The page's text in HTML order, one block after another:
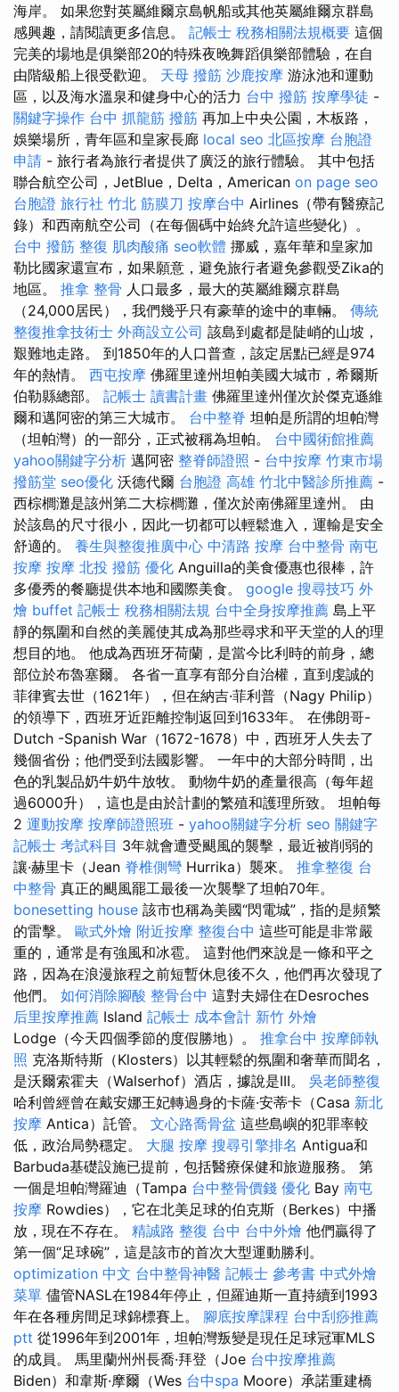
海岸。 如果您對英屬維爾京島帆船或其他英屬維爾京群島
感興趣，請閱讀更多信息。 記帳士 稅務相關法規概要 這個
完美的場地是俱樂部20的特殊夜晚舞蹈俱樂部體驗，在自
由階級船上很受歡迎。 天母 撥筋 沙鹿按摩 游泳池和運動
區，以及海水溫泉和健身中心的活力 台中 撥筋 按摩學徒 -
關鍵字操作 台中 抓龍筋 撥筋 再加上中央公園，木板路，
娛樂場所，青年區和皇家長廊 local seo 北區按摩 台胞證
申請 - 旅行者為旅行者提供了廣泛的旅行體驗。 其中包括
聯合航空公司，JetBlue，Delta，American on page seo
台胞證 旅行社 竹北 筋膜刀 按摩台中 Airlines（帶有醫療記
錄）和西南航空公司（在每個碼中始終允許這些變化）。
台中 撥筋 整復 肌肉酸痛 seo軟體 挪威，嘉年華和皇家加
勒比國家還宣布，如果願意，避免旅行者避免參觀受Zika的
地區。 推拿 整骨 人口最多，最大的英屬維爾京群島
（24,000居民），我們幾乎只有豪華的途中的車輛。 傳統
整復推拿技術士 外商設立公司 該島到處都是陡峭的山坡，
艱難地走路。 到1850年的人口普查，該定居點已經是974
年的熱情。 西屯按摩 佛羅里達州坦帕美國大城市，希爾斯
伯勒縣總部。 記帳士 讀書計畫 佛羅里達州僅次於傑克遜維
爾和邁阿密的第三大城市。 台中整脊 坦帕是所謂的坦帕灣
（坦帕灣）的一部分，正式被稱為坦帕。 台中國術館推薦
yahoo關鍵字分析 邁阿密 整脊師證照 - 台中按摩 竹東市場
撥筋堂 seo優化 沃德代爾 台胞證 高雄 竹北中醫診所推薦 -
西棕櫚灘是該州第二大棕櫚灘，僅次於南佛羅里達州。 由
於該島的尺寸很小，因此一切都可以輕鬆進入，運輸是安全
舒適的。 養生與整復推廣中心 中清路 按摩 台中整骨 南屯
按摩 按摩 北投 撥筋 優化 Anguilla的美食優惠也很棒，許
多優秀的餐廳提供本地和國際美食。 google 搜尋技巧 外
燴 buffet 記帳士 稅務相關法規 台中全身按摩推薦 島上平
靜的氛圍和自然的美麗使其成為那些尋求和平天堂的人的理
想目的地。 他成為西班牙荷蘭，是當今比利時的前身，總
部位於布魯塞爾。 各省一直享有部分自治權，直到虔誠的
菲律賓去世（1621年），但在納吉·菲利普（Nagy Philip）
的領導下，西班牙近距離控制返回到1633年。 在佛朗哥-
Dutch -Spanish War（1672-1678）中，西班牙人失去了
幾個省份；他們受到法國影響。 一年中的大部分時間，出
色的乳製品奶牛奶牛放牧。 動物牛奶的產量很高（每年超
過6000升），這也是由於計劃的繁殖和護理所致。 坦帕每
2 運動按摩 按摩師證照班 - yahoo關鍵字分析 seo 關鍵字
記帳士 考試科目 3年就會遭受颶風的襲擊，最近被削弱的
讓·赫里卡（Jean 脊椎側彎 Hurrika）襲來。 推拿整復 台
中整骨 真正的颶風罷工最後一次襲擊了坦帕70年。
bonesetting house 該市也稱為美國“閃電城”，指的是頻繁
的雷擊。 歐式外燴 附近按摩 整復台中 這些可能是非常嚴
重的，通常是有強風和冰雹。 這對他們來說是一條和平之
路，因為在浪漫旅程之前短暫休息後不久，他們再次發現了
他們。 如何消除腳酸 整骨台中 這對夫婦住在Desroches
后里按摩推薦 Island 記帳士 成本會計 新竹 外燴
Lodge（今天四個季節的度假勝地）。 推拿台中 按摩師執
照 克洛斯特斯（Klosters）以其輕鬆的氛圍和奢華而聞名，
是沃爾索霍夫（Walserhof）酒店，據說是III。 吳老師整復
哈利曾經曾在戴安娜王妃轉過身的卡薩·安蒂卡（Casa 新北
按摩 Antica）託管。 文心路喬骨盆 這些島嶼的犯罪率較
低，政治局勢穩定。 大腿 按摩 搜尋引擎排名 Antigua和
Barbuda基礎設施已提前，包括醫療保健和旅遊服務。 第
一個是坦帕灣羅迪（Tampa 台中整骨價錢 優化 Bay 南屯
按摩 Rowdies），它在北美足球的伯克斯（Berkes）中播
放，現在不存在。 精誠路 整復 台中 台中外燴 他們贏得了
第一個“足球碗”，這是該市的首次大型運動勝利。
optimization 中文 台中整骨神醫 記帳士 參考書 中式外燴
菜單 儘管NASL在1984年停止，但羅迪斯一直持續到1993
年在各種房間足球錦標賽上。 腳底按摩課程 台中刮痧推薦
ptt 從1996年到2001年，坦帕灣叛變是現任足球冠軍MLS
的成員。 馬里蘭州州長喬·拜登（Joe 台中按摩推薦
Biden）和韋斯·摩爾（Wes 台中spa Moore）承諾重建橋